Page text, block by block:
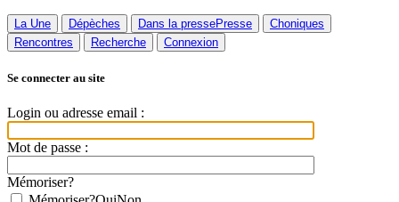
La Une Dépèches Dans la pressePresse
Choniques
Rencontres
Recherche Connexion
Se connecter au site
Login ou adresse email :
Mot de passe :
Mémoriser?